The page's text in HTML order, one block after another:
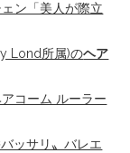
ン「美人が際立
Lond所属)のヘア
コーム ルーラー
ッサリ〟バレエ